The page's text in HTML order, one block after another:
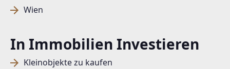
Wien
In Immobilien Investieren
Kleinobjekte zu kaufen